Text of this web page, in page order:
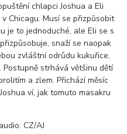
chlapci Joshua a Eli
Chicagu. Musí se přizpůsobit
je to jednoduché, ale Eli se s
snaží se naopak
zvláštní odrůdu kukuřice,
strhává většinu dětí
a zlem. Přichází měsíc
ví, jak tomuto masakru
CZ/AJ